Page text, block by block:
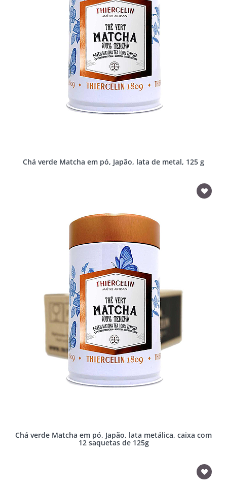
Chá verde Matcha em pó, Japão, lata de metal, 125 g
Chá verde Matcha em pó, Japão, lata metálica, caixa com
12 saquetas de 125g